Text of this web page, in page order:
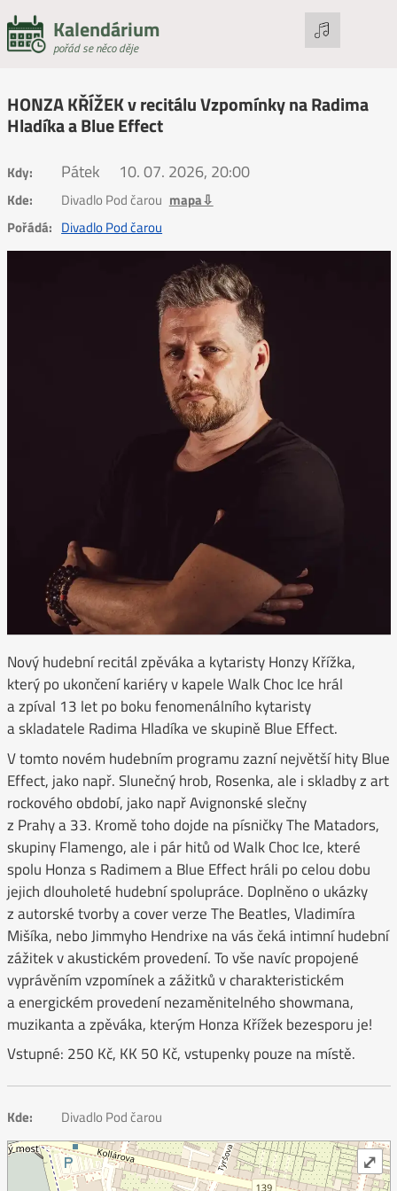
Kalendárium
pořád se něco děje
HONZA KŘÍŽEK v recitálu Vzpomínky na Radima
Hladíka a Blue Effect
Kdy: Pátek 10. 07. 2026, 20:00
Kde: Divadlo Pod čarou mapa⇩
Pořádá: Divadlo Pod čarou
Nový hudební recitál zpěváka a kytaristy Honzy Křížka,
který po ukončení kariéry v kapele Walk Choc Ice hrál
a zpíval 13 let po boku fenomenálního kytaristy
a skladatele Radima Hladíka ve skupině Blue Effect.
V tomto novém hudebním programu zazní největší hity Blue
Effect, jako např. Slunečný hrob, Rosenka, ale i skladby z art
rockového období, jako např Avignonské slečny
z Prahy a 33. Kromě toho dojde na písničky The Matadors,
skupiny Flamengo, ale i pár hitů od Walk Choc Ice, které
spolu Honza s Radimem a Blue Effect hráli po celou dobu
jejich dlouholeté hudební spolupráce. Doplněno o ukázky
z autorské tvorby a cover verze The Beatles, Vladimíra
Mišíka, nebo Jimmyho Hendrixe na vás čeká intimní hudební
zážitek v akustickém provedení. To vše navíc propojené
vyprávěním vzpomínek a zážitků v charakteristickém
a energickém provedení nezaměnitelného showmana,
muzikanta a zpěváka, kterým Honza Křížek bezesporu je!
Vstupné: 250 Kč, KK 50 Kč, vstupenky pouze na místě.
Kde: Divadlo Pod čarou
⤢